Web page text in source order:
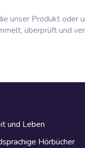
unser Produkt
überprüft und
und Leben
Hörbücher